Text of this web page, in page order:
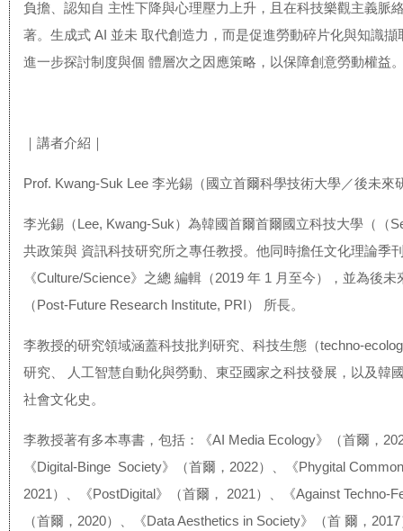
負擔、認知自 主性下降與心理壓力上升，且在科技樂觀主義脈
著。生成式 AI 並未 取代創造力，而是促進勞動碎片化與知識擷
進一步探討制度與個 體層次之因應策略，以保障創意勞動權益
｜講者介紹｜
Prof. Kwang-Suk Lee 李光錫（國立首爾科學技術大學／後未來
李光錫（Lee, Kwang-Suk）為韓國首爾首爾國立科技大學（（
共政策與 資訊科技研究所之專任教授。他同時擔任文化理論季
《Culture/Science》之總 編輯（2019 年 1 月至今），並為後未
（Post-Future Research Institute, PRI） 所長。
李教授的研究領域涵蓋科技批判研究、科技生態（techno-
研究、 人工智慧自動化與勞動、東亞國家之科技發展，以及韓
社會文化史。
李教授著有多本專書，包括：《AI Media Ecology》（首爾，
《Digital-Binge Society》（首爾，2022）、《Phygital
2021）、《PostDigital》（首爾， 2021）、《Against Techno-
（首爾，2020）、《Data Aesthetics in Society》（首 爾，